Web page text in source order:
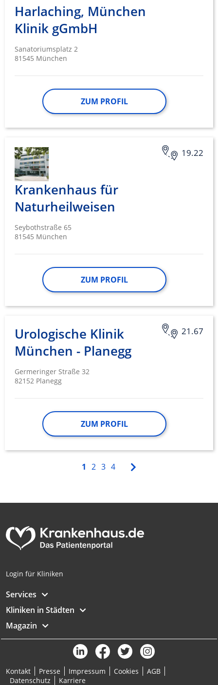
Harlaching, München
Klinik gGmbH
Sanatoriumsplatz 2
81545 München
ZUM PROFIL
19.22
Krankenhaus für
Naturheilweisen
Seybothstraße 65
81545 München
ZUM PROFIL
21.67
Urologische Klinik
München - Planegg
Germeringer Straße 32
82152 Planegg
ZUM PROFIL
1 2 3 4
Login für Kliniken
Services
Kliniken in Städten
Magazin
Kontakt Presse Impressum Cookies
AGB
Datenschutz
Karriere